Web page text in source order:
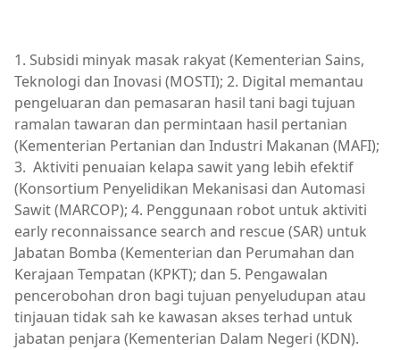
1. Subsidi minyak masak rakyat (Kementerian Sains,
Teknologi dan Inovasi (MOSTI); 2. Digital memantau
pengeluaran dan pemasaran hasil tani bagi tujuan
ramalan tawaran dan permintaan hasil pertanian
(Kementerian Pertanian dan Industri Makanan (MAFI);
3. Aktiviti penuaian kelapa sawit yang lebih efektif
(Konsortium Penyelidikan Mekanisasi dan Automasi
Sawit (MARCOP); 4. Penggunaan robot untuk aktiviti
early reconnaissance search and rescue (SAR) untuk
Jabatan Bomba (Kementerian dan Perumahan dan
Kerajaan Tempatan (KPKT); dan 5. Pengawalan
pencerobohan dron bagi tujuan penyeludupan atau
tinjauan tidak sah ke kawasan akses terhad untuk
jabatan penjara (Kementerian Dalam Negeri (KDN).